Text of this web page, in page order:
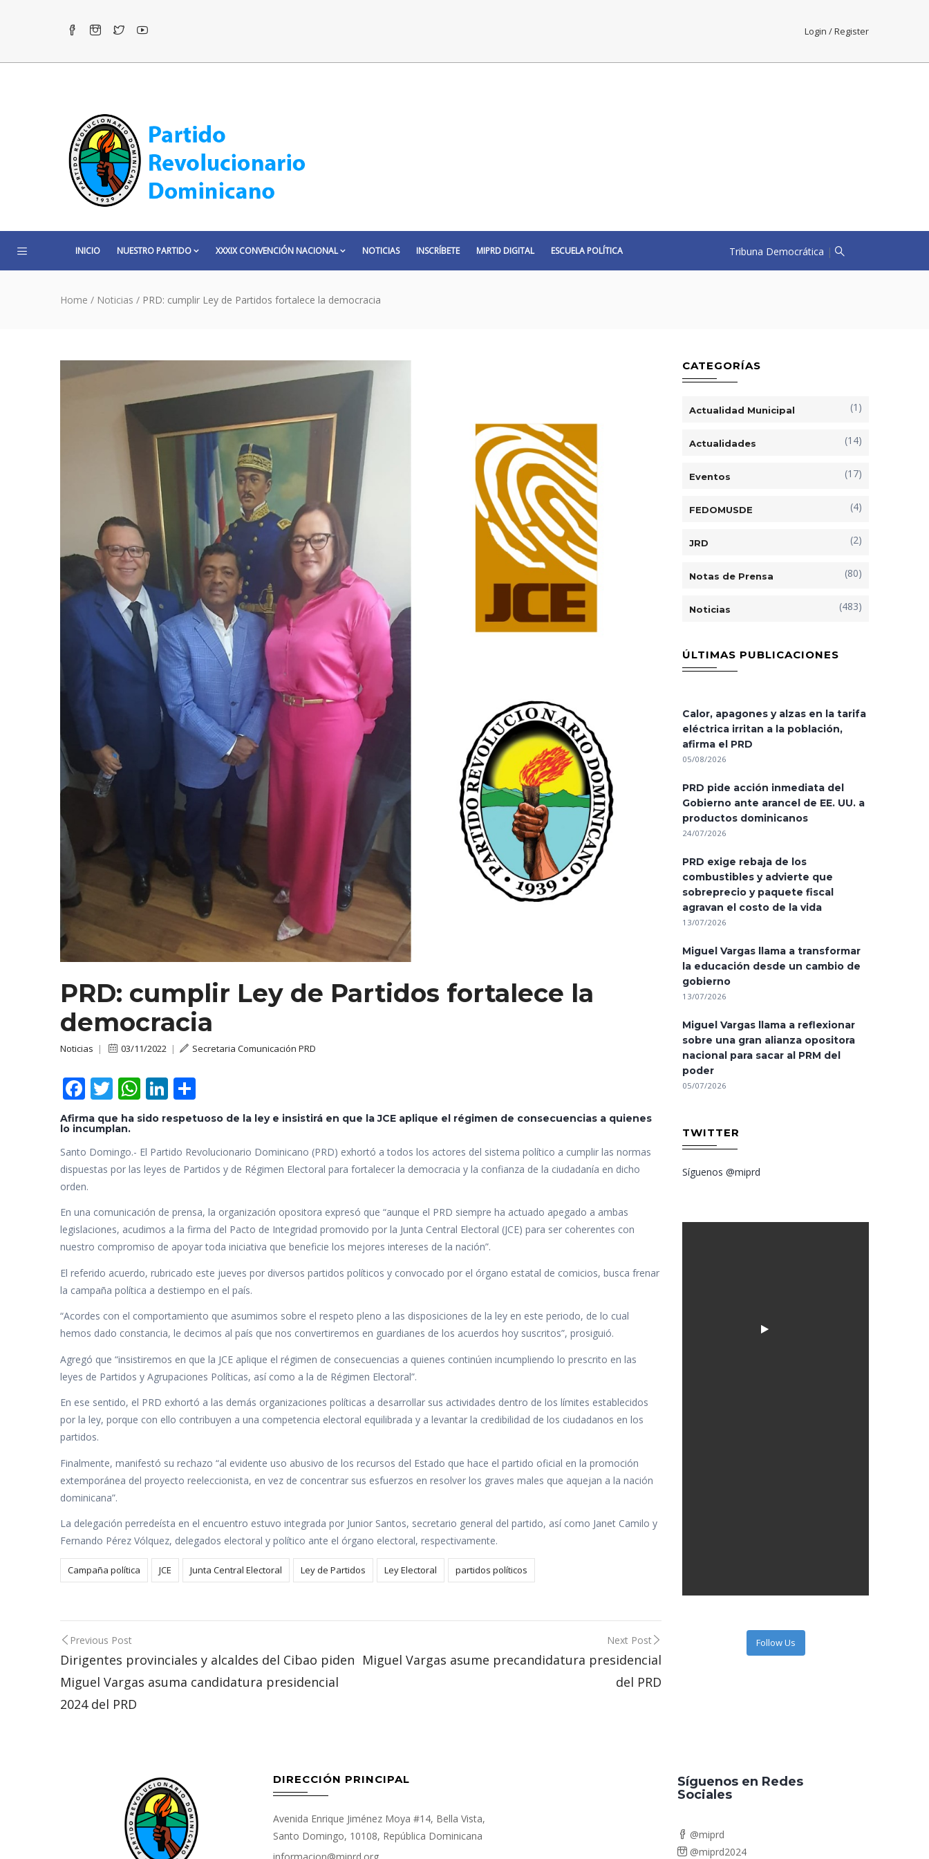
Login / Register
INICIO NUESTRO PARTIDO XXXIX CONVENCIÓN NACIONAL NOTICIAS INSCRÍBETE MIPRD DIGITAL ESCUELA POLÍTICA Tribuna Democrática |
Home / Noticias / PRD: cumplir Ley de Partidos fortalece la democracia
PRD: cumplir Ley de Partidos fortalece la
democracia
Noticias | 03/11/2022 | Secretaria Comunicación PRD
F
ac
e
b
o
o
k
T
w
itt
er
W
h
s
A
p
Li
n
k
e
dI
o
p
ar
r
Afirma que ha sido respetuoso de la ley e insistirá en que la JCE aplique el régimen de consecuencias a quienes
lo incumplan.
Santo Domingo.- El Partido Revolucionario Dominicano (PRD) exhortó a todos los actores del sistema político a cumplir las normas
dispuestas por las leyes de Partidos y de Régimen Electoral para fortalecer la democracia y la confianza de la ciudadanía en dicho
orden.
En una comunicación de prensa, la organización opositora expresó que “aunque el PRD siempre ha actuado apegado a ambas
legislaciones, acudimos a la firma del Pacto de Integridad promovido por la Junta Central Electoral (JCE) para ser coherentes con
nuestro compromiso de apoyar toda iniciativa que beneficie los mejores intereses de la nación”.
El referido acuerdo, rubricado este jueves por diversos partidos políticos y convocado por el órgano estatal de comicios, busca frenar
la campaña política a destiempo en el país.
“Acordes con el comportamiento que asumimos sobre el respeto pleno a las disposiciones de la ley en este periodo, de lo cual
hemos dado constancia, le decimos al país que nos convertiremos en guardianes de los acuerdos hoy suscritos”, prosiguió.
Agregó que “insistiremos en que la JCE aplique el régimen de consecuencias a quienes continúen incumpliendo lo prescrito en las
leyes de Partidos y Agrupaciones Políticas, así como a la de Régimen Electoral”.
En ese sentido, el PRD exhortó a las demás organizaciones políticas a desarrollar sus actividades dentro de los límites establecidos
por la ley, porque con ello contribuyen a una competencia electoral equilibrada y a levantar la credibilidad de los ciudadanos en los
partidos.
Finalmente, manifestó su rechazo “al evidente uso abusivo de los recursos del Estado que hace el partido oficial en la promoción
extemporánea del proyecto reeleccionista, en vez de concentrar sus esfuerzos en resolver los graves males que aquejan a la nación
dominicana”.
La delegación perredeísta en el encuentro estuvo integrada por Junior Santos, secretario general del partido, así como Janet Camilo y
Fernando Pérez Vólquez, delegados electoral y político ante el órgano electoral, respectivamente.
Campaña política JCE Junta Central Electoral Ley de Partidos Ley Electoral partidos políticos
Post
navigation
Previous Post
Dirigentes provinciales y alcaldes del Cibao piden
Miguel Vargas asuma candidatura presidencial
2024 del PRD
Next Post
Miguel Vargas asume precandidatura presidencial
del PRD
CATEGORÍAS
Actualidad Municipal (1)
Actualidades (14)
Eventos (17)
FEDOMUSDE (4)
JRD (2)
Notas de Prensa (80)
Noticias (483)
ÚLTIMAS PUBLICACIONES
Calor, apagones y alzas en la tarifa
eléctrica irritan a la población,
afirma el PRD
05/08/2026
PRD pide acción inmediata del
Gobierno ante arancel de EE. UU. a
productos dominicanos
24/07/2026
PRD exige rebaja de los
combustibles y advierte que
sobreprecio y paquete fiscal
agravan el costo de la vida
13/07/2026
Miguel Vargas llama a transformar
la educación desde un cambio de
gobierno
13/07/2026
Miguel Vargas llama a reflexionar
sobre una gran alianza opositora
nacional para sacar al PRM del
poder
05/07/2026
TWITTER
Síguenos @miprd
Follow Us
DIRECCIÓN PRINCIPAL
Avenida Enrique Jiménez Moya #14, Bella Vista,
Santo Domingo, 10108, República Dominicana
Síguenos en Redes
Sociales
@miprd
@miprd2024